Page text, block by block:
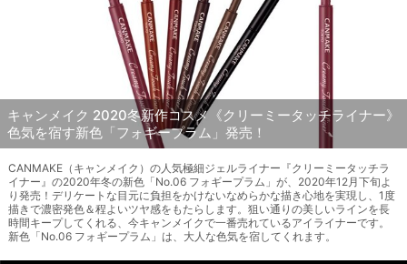
キャンメイク 2020冬新作コスメ《クリーミータッチライナー》
色気を宿す新色「フォギープラム」発売！
CANMAKE（キャンメイク）の人気極細ジェルライナー『クリーミータッチラ
イナー』の2020年冬の新色「No.06 フォギープラム」が、2020年12月下旬よ
り発売！デリケートな目元に負担をかけないなめらかな描き心地を実現し、1度
描きで濃密発色＆程よいツヤ感をもたらします。狙い通りの美しいラインを長
時間キープしてくれる、今キャンメイクで一番売れているアイライナーです。
新色「No.06 フォギープラム」は、大人な色気を宿してくれます。